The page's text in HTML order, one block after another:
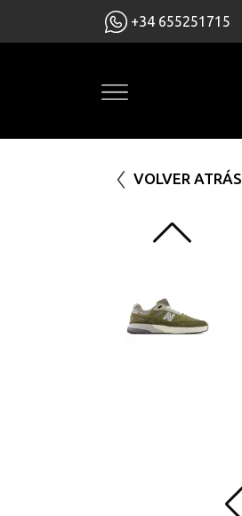
+34 655251715
VOLVER ATRÁS